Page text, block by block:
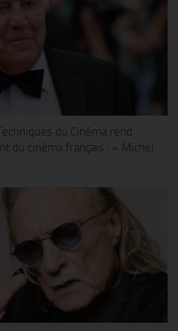
du Cinéma rend
du cinéma français : « Michel